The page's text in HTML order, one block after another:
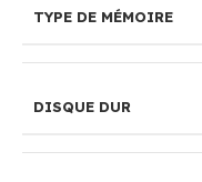
TYPE DE MÉMOIRE
DISQUE DUR